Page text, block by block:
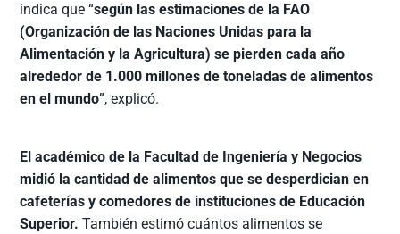
indica que “según las estimaciones de la FAO
(Organización de las Naciones Unidas para la
Alimentación y la Agricultura) se pierden cada año
alrededor de 1.000 millones de toneladas de alimentos
en el mundo”, explicó.
El académico de la Facultad de Ingeniería y Negocios
midió la cantidad de alimentos que se desperdician en
cafeterías y comedores de instituciones de Educación
Superior.También estimó cuántos alimentos se